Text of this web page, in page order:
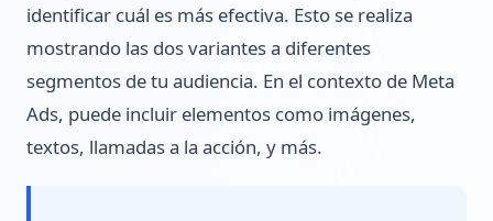
identificar cuál es más efectiva. Esto se realiza
mostrando las dos variantes a diferentes
segmentos de tu audiencia. En el contexto de Meta
Ads, puede incluir elementos como imágenes,
textos, llamadas a la acción, y más.